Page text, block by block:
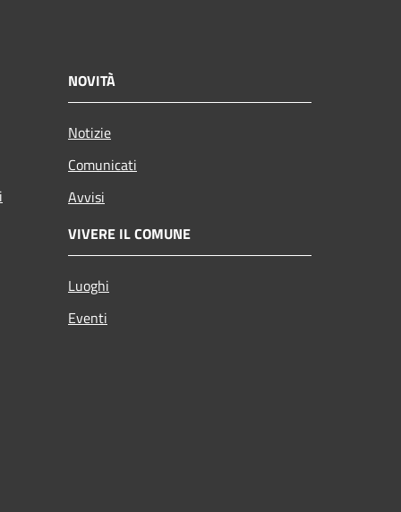
NOVITÀ
Notizie
Comunicati
Avvisi
VIVERE IL COMUNE
Luoghi
Eventi